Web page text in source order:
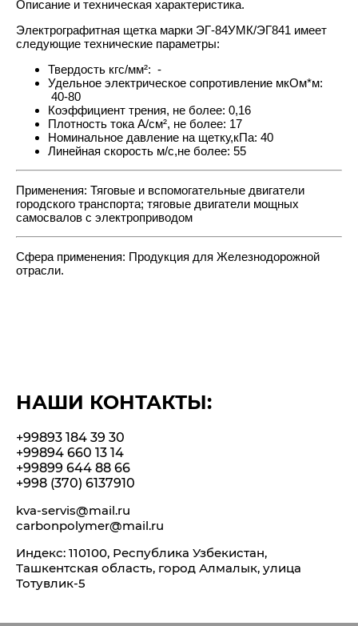
Описание и техническая характеристика.
Электрографитная щетка марки ЭГ-84УМК/ЭГ841 имеет
следующие технические параметры:
Твердость кгс/мм²: -
Удельное электрическое сопротивление мкОм*м:
40-80
Коэффициент трения, не более: 0,16
Плотность тока А/см², не более: 17
Номинальное давление на щетку,кПа: 40
Линейная скорость м/с,не более: 55
Применения: Тяговые и вспомогательные двигатели
городского транспорта; тяговые двигатели мощных
самосвалов с электроприводом
Сфера применения: Продукция для Железнодорожной
отрасли.
НАШИ КОНТАКТЫ:
+99893 184 39 30
+99894 660 13 14
+99899 644 88 66
+998 (370) 6137910
kva-servis@mail.ru
carbonpolymer@mail.ru
Индекс: 110100, Республика Узбекистан,
Ташкентская область, город Алмалык, улица
Тотувлик-5